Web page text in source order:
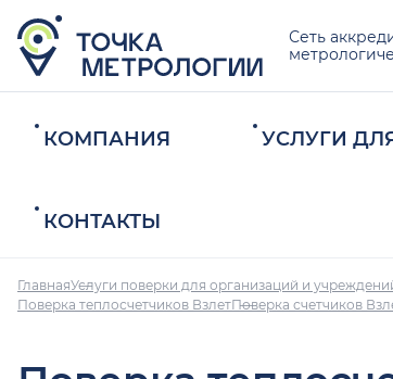
Сеть
КОМПАНИЯ УСЛУГИ
КОНТАКТЫ
ГлавнаяУслуги поверки для организаций и
Поверка теплосчетчиков ВзлетПоверка счетчиков